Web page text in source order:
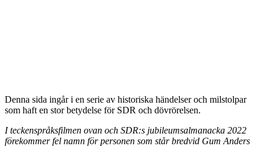
Denna sida ingår i en serie av historiska händelser och milstolpar
som haft en stor betydelse för SDR och dövrörelsen.
I teckenspråksfilmen ovan och SDR:s jubileumsalmanacka 2022
förekommer fel namn för personen som står bredvid Gum Anders